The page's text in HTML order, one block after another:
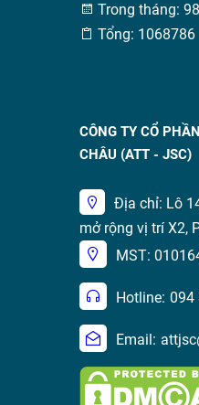
Trong tháng:
Tổng: 1068786
CÔNG TY CỔ
CHÂU (ATT - JSC)
Địa chỉ: Lô
mở rộng vị trí X2,
MST:
Hotline: 094
Email: